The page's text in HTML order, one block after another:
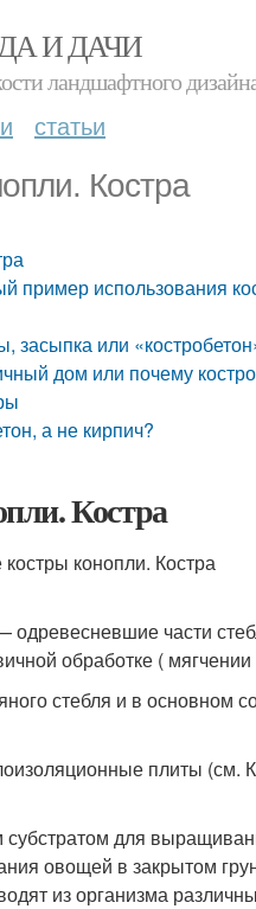
И ДАЧИ
ландшафтного
статьи
Костра
пример использования
засыпка или
дом или почему
а не кирпич?
Костра
одревесневшие части
обработке (
стебля и в основном
плиты (см.
субстратом для
овощей в закрытом
из организма